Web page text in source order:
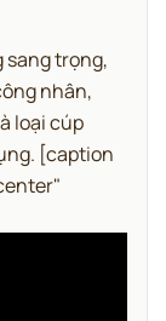
sang trọng,
nhân,
loại cúp
[caption